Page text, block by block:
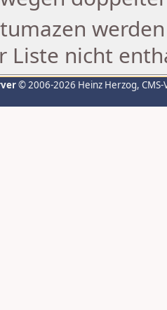
Liste nicht
© 2006-2026 Heinz Herzog,